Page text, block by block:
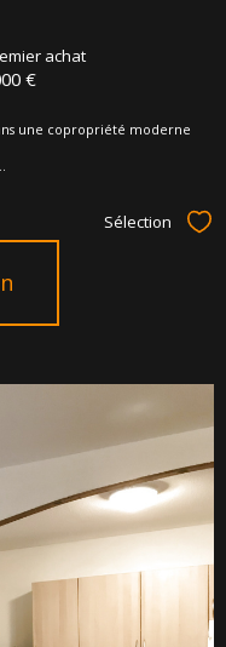
achat
€
une copropriété moderne
Sélection